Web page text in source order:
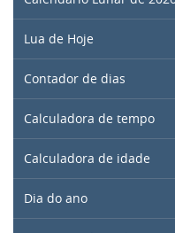
Lua de Hoje
Contador de dias
Calculadora de tempo
Calculadora de idade
Dia do ano